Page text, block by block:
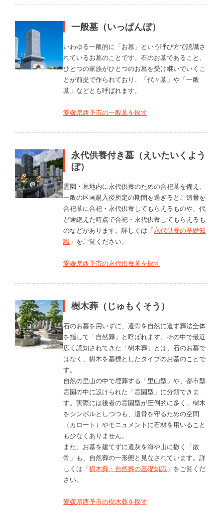
一般墓（いっぱんぼ）
いわゆる一般的に「お墓」という呼び方で認識さ
れているお墓のことです。石のお墓であること、
ひとつの家族がひとつのお墓を受け継いでいくこ
とが前提で作られており、「代々墓」や「一般
墓」などとも呼ばれます。
愛媛県西予市の一般墓を探す
永代供養付き墓（えいたいくよう
ぼ）
霊園・墓地内に永代供養のための合祀墓を備え、
一般の区画購入後所定の期間を過ぎるとご遺骨を
合祀墓に合祀・永代供養してもらえるものや、代
が途絶えた時点で合祀・永代供養してもらえるも
のなどがあります。詳しくは「永代供養の基礎知
識 」をご覧ください。
愛媛県西予市の永代供養墓を探す
樹木葬（じゅもくそう）
石のお墓を用いずに、遺骨を自然に還す葬法全体
を指して「自然葬」と呼ばれます。その中で最近
広く認知されてきた「樹木葬」とは、石のお墓で
はなく、樹木を墓標としたタイプのお墓のことで
す。
自然の里山の中で埋葬する「里山型」や、都市型
霊園の中に設けられた「霊園型」に分類できま
す。実際には後者の霊園型が圧倒的に多く、樹木
をシンボルとしつつも、遺骨を守るための空間
（カロート）やモニュメントに石材を用いること
も少なくありません。
また、お墓を建てずに遺灰を海や山に撒く「散
骨」も、自然葬の一形態と見なされています。詳
しくは「樹木葬・自然葬の基礎知識 」をご覧くだ
さい。
愛媛県西予市の樹木葬を探す